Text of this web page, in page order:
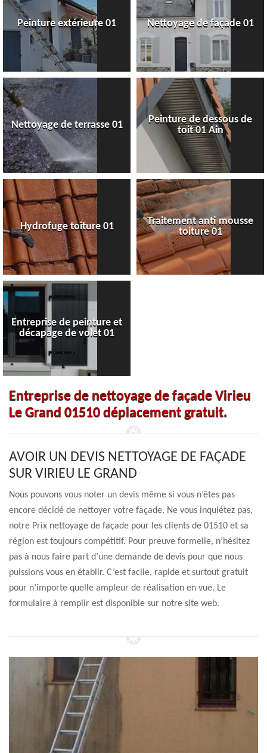
Peinture extérieure 01 Nettoyage de façade 01
Nettoyage de terrasse 01
Peinture de dessous de
toit 01 Ain
Hydrofuge toiture 01
Traitement anti mousse
toiture 01
Entreprise de peinture et
décapage de volet 01
Entreprise de nettoyage de façade Virieu
Le Grand 01510 déplacement gratuit.
AVOIR UN DEVIS NETTOYAGE DE FAÇADE
SUR VIRIEU LE GRAND
Nous pouvons vous noter un devis même si vous n’êtes pas
encore décidé de nettoyer votre façade. Ne vous inquiétez pas,
notre Prix nettoyage de façade pour les clients de 01510 et sa
région est toujours compétitif. Pour preuve formelle, n’hésitez
pas à nous faire part d’une demande de devis pour que nous
puissions vous en établir. C’est facile, rapide et surtout gratuit
pour n’importe quelle ampleur de réalisation en vue. Le
formulaire à remplir est disponible sur notre site web.